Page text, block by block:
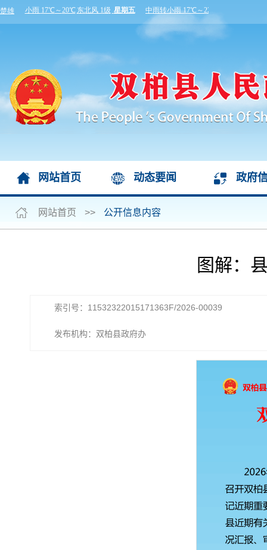
网站首页 动态要闻 政府
网站首页 >> 公开信息内容
图解：
索引号：11532322015171363F/2026-00039
发布机构：双柏县政府办